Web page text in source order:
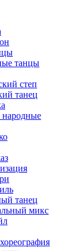
танцы
степ
танец
народные
танец
микс